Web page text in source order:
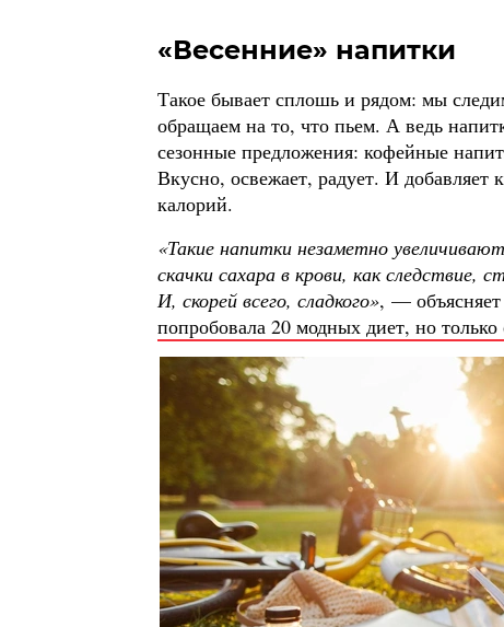
«Весенние» напитки
Такое бывает сплошь и рядом: мы
обращаем на то, что пьем. А ведь
сезонные предложения: кофейные
Вкусно, освежает, радует. И
калорий.
«Такие напитки незаметно
скачки сахара в крови, как
И, скорей всего, сладкого», — объясняет
попробовала 20 модных диет, но